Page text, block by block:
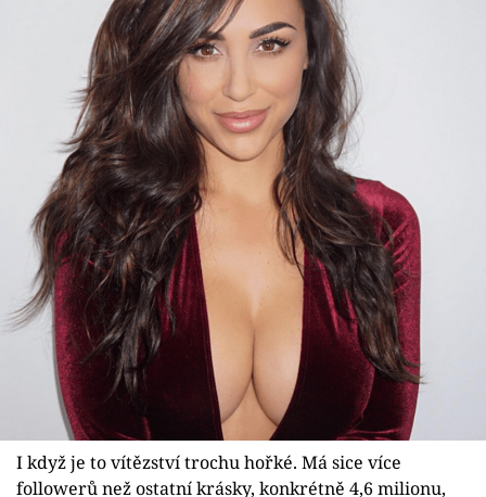
I když je to vítězství trochu hořké. Má sice více
followerů než ostatní krásky, konkrétně 4,6 milionu,